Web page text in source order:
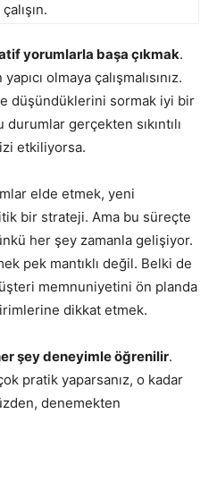
yorumlarla başa çıkmak.
olmaya çalışmalısınız.
düşündüklerini sormak iyi bir
gerçekten sıkıntılı
etkiliyorsa.
elde etmek, yeni
bir strateji. Ama bu süreçte
her şey zamanla gelişiyor.
pek mantıklı değil. Belki de
memnuniyetini ön planda
dikkat etmek.
şey deneyimle öğrenilir.
pratik yaparsanız, o kadar
denemekten